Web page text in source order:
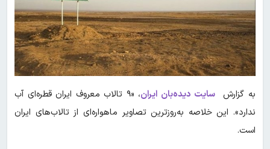
به گزارش سایت دیده‌بان ایران
، «۹ تالاب معروف ایران قطره‌ای آب
ندارد». این خلاصه به‌روزترین تصاویر ماهواره‌ای از تالاب‌های ایران
است.